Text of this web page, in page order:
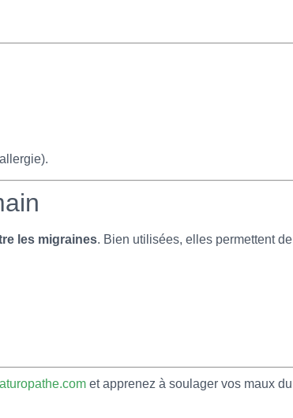
les migraines. Bien utilisées, elles permettent de
et apprenez à soulager vos maux du